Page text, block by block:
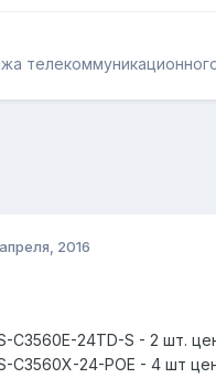
2016
C3560E-24TD-S - 2 шт.
C3560X-24-POE - 4 шт